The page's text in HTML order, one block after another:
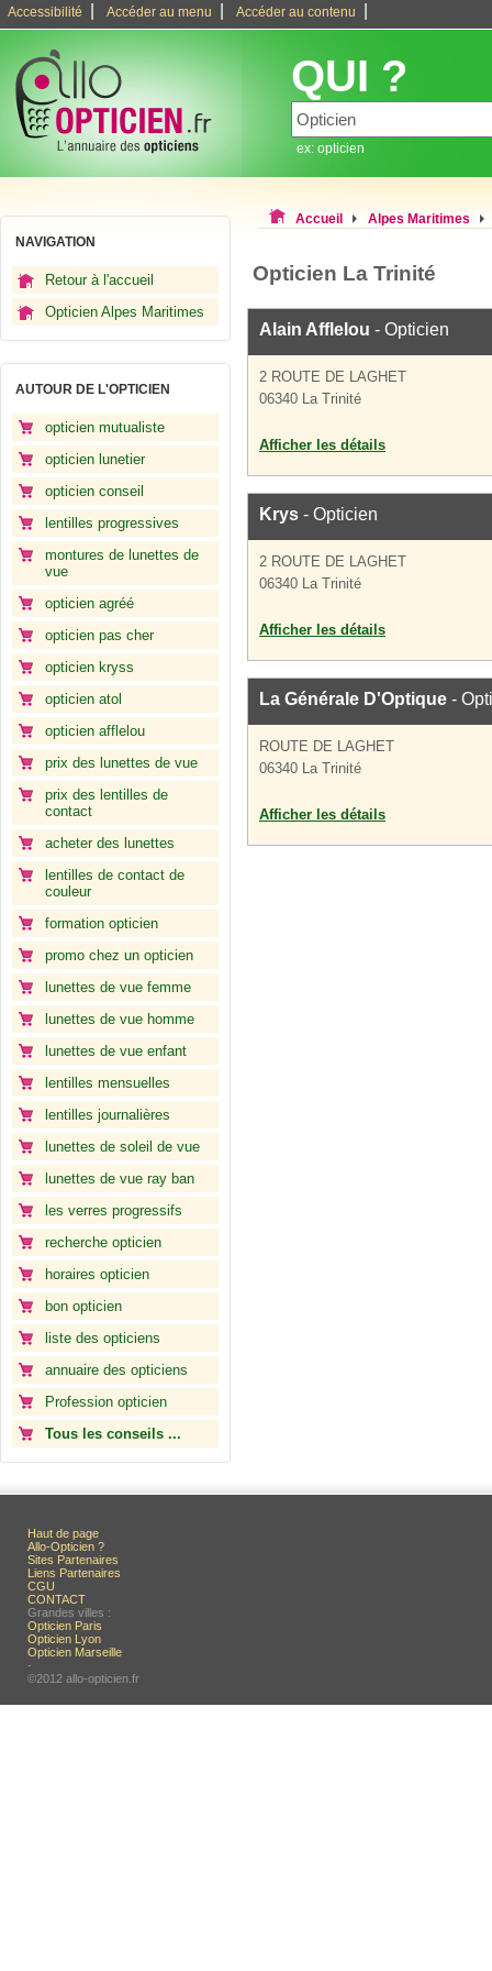
Accessibilité Accéder au menu Accéder au contenu
QUI ?
ex: opticien
NAVIGATION
Retour à l'accueil
Opticien Alpes Maritimes
AUTOUR DE L'OPTICIEN
opticien mutualiste
opticien lunetier
opticien conseil
lentilles progressives
montures de lunettes de
vue
opticien agréé
opticien pas cher
opticien kryss
opticien atol
opticien afflelou
prix des lunettes de vue
prix des lentilles de
contact
acheter des lunettes
lentilles de contact de
couleur
formation opticien
promo chez un opticien
lunettes de vue femme
lunettes de vue homme
lunettes de vue enfant
lentilles mensuelles
lentilles journalières
lunettes de soleil de vue
lunettes de vue ray ban
les verres progressifs
recherche opticien
horaires opticien
bon opticien
liste des opticiens
annuaire des opticiens
Profession opticien
Tous les conseils ...
Accueil Alpes Maritimes
Opticien La Trinité
Alain Afflelou - Opticien
2 ROUTE DE LAGHET
06340 La Trinité
Afficher les détails
Krys - Opticien
2 ROUTE DE LAGHET
06340 La Trinité
Afficher les détails
La Générale D'Optique -
ROUTE DE LAGHET
06340 La Trinité
Afficher les détails
Haut de page
Allo-Opticien ?
Sites Partenaires
Liens Partenaires
CGU
CONTACT
Grandes villes :
Opticien Paris
Opticien Lyon
Opticien Marseille
-
©2012 allo-opticien.fr